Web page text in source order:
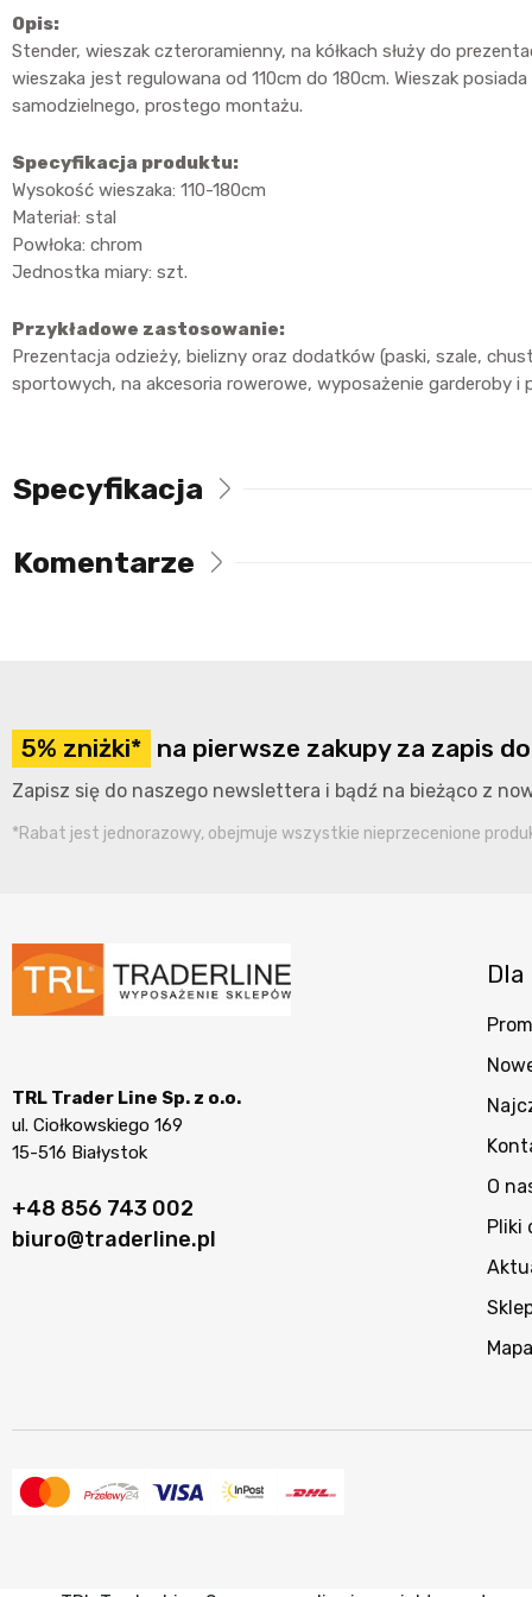
Opis:
Stender, wieszak czteroramienny, na kółkach służy do
wieszaka jest regulowana od 110cm do 180cm. Wieszak
samodzielnego, prostego montażu.
Specyfikacja produktu:
Wysokość wieszaka: 110-180cm
Materiał: stal
Powłoka: chrom
Jednostka miary: szt.
Przykładowe zastosowanie:
Prezentacja odzieży, bielizny oraz dodatków (paski, szale,
sportowych, na akcesoria rowerowe, wyposażenie garderoby i
Specyfikacja
Komentarze
5% zniżki* na pierwsze zakupy za zapis
Zapisz się do naszego newslettera i bądź na bieżąco z
*Rabat jest jednorazowy, obejmuje wszystkie nieprzecenione
TRL Trader Line Sp. z o.o.
ul. Ciołkowskiego 169
15-516 Białystok
+48 856 743 002
biuro@traderline.pl
O
Pliki